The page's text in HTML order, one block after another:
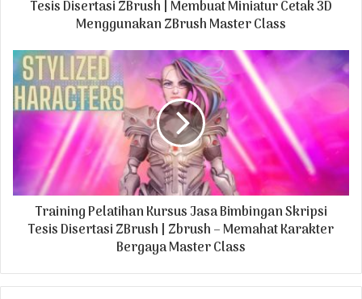
s
Tesis Disertasi ZBrush | Membuat Miniatur Cetak 3D
Menggunakan ZBrush Master Class
Training Pelatihan Kursus Jasa Bimbingan Skripsi
Tesis Disertasi ZBrush | Zbrush – Memahat Karakter
Bergaya Master Class